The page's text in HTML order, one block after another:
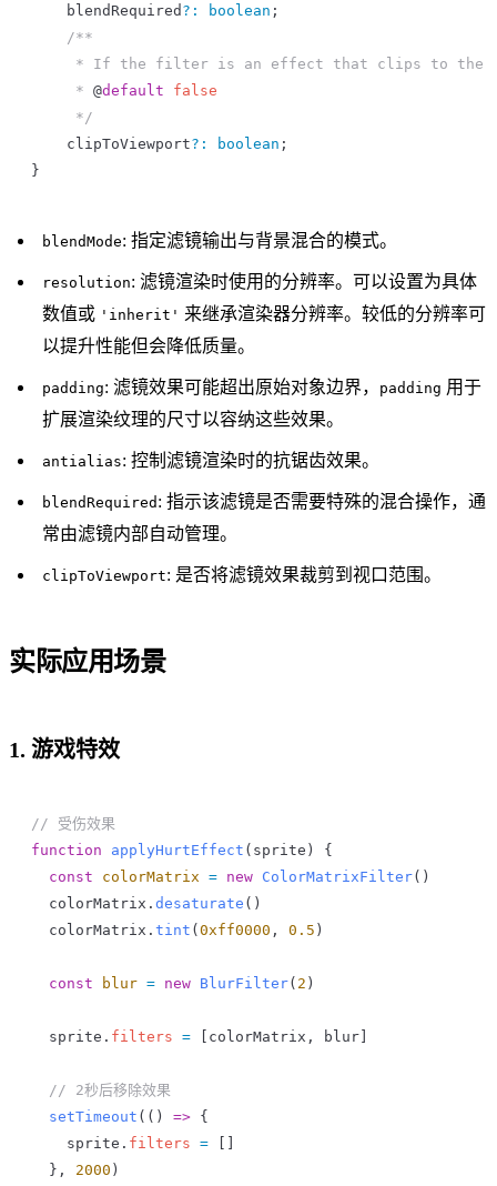
    blendRequired
? : boolean ;
    /**
* If the filter is an effect that clips to the
     *
@default false
     */
    clipToViewport
? : boolean ;
}
blendMode: 指定滤镜输出与背景混合的模式。
resolution: 滤镜渲染时使用的分辨率。可以设置为具体
数值或 'inherit' 来继承渲染器分辨率。较低的分辨率可
以提升性能但会降低质量。
padding: 滤镜效果可能超出原始对象边界， padding 用于
扩展渲染纹理的尺寸以容纳这些效果。
antialias: 控制滤镜渲染时的抗锯齿效果。
blendRequired : 指示该滤镜是否需要特殊的混合操作，通
常由滤镜内部自动管理。
clipToViewport: 是否将滤镜效果裁剪到视口范围。
实际应用场景
1. 游戏特效
// 受伤效果
function applyHurtEffect ( sprite ) {
  const
colorMatrix = new ColorMatrixFilter()
  colorMatrix
. desaturate ()
  colorMatrix
. tint ( 0xff0000 , 0.5 )
  const
blur = new BlurFilter( 2 )
  sprite
. filters = colorMatrix , blur
  // 2秒后移除效果
  setTimeout
(() => {
    sprite
. filters =
  },
2000 )